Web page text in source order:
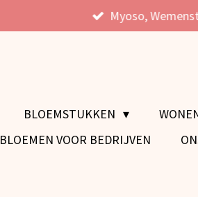
Myoso,
BLOEMSTUKKEN
BLOEMEN VOOR BEDRIJVEN